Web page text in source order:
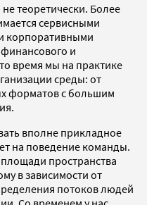
теоретически. Более
сервисными
корпоративными
и
время мы на практике
среды: от
форматов с большим
вполне прикладное
на поведение команды.
пространства
в зависимости от
потоков людей